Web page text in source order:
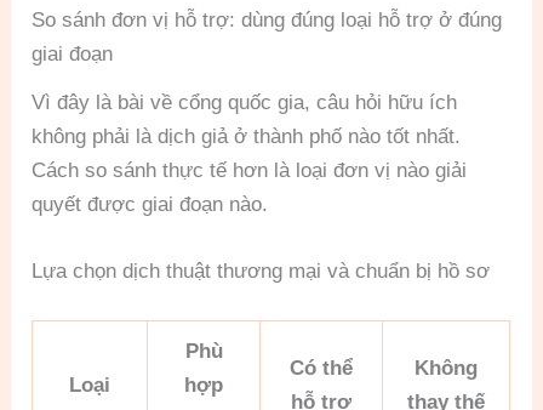
So sánh đơn vị hỗ trợ: dùng đúng loại hỗ trợ ở đúng
giai đoạn
Vì đây là bài về cổng quốc gia, câu hỏi hữu ích
không phải là dịch giả ở thành phố nào tốt nhất.
Cách so sánh thực tế hơn là loại đơn vị nào giải
quyết được giai đoạn nào.
Lựa chọn dịch thuật thương mại và chuẩn bị hồ sơ
Loại
Phù
hợp
Có thể
hỗ trợ
Không
thay thế